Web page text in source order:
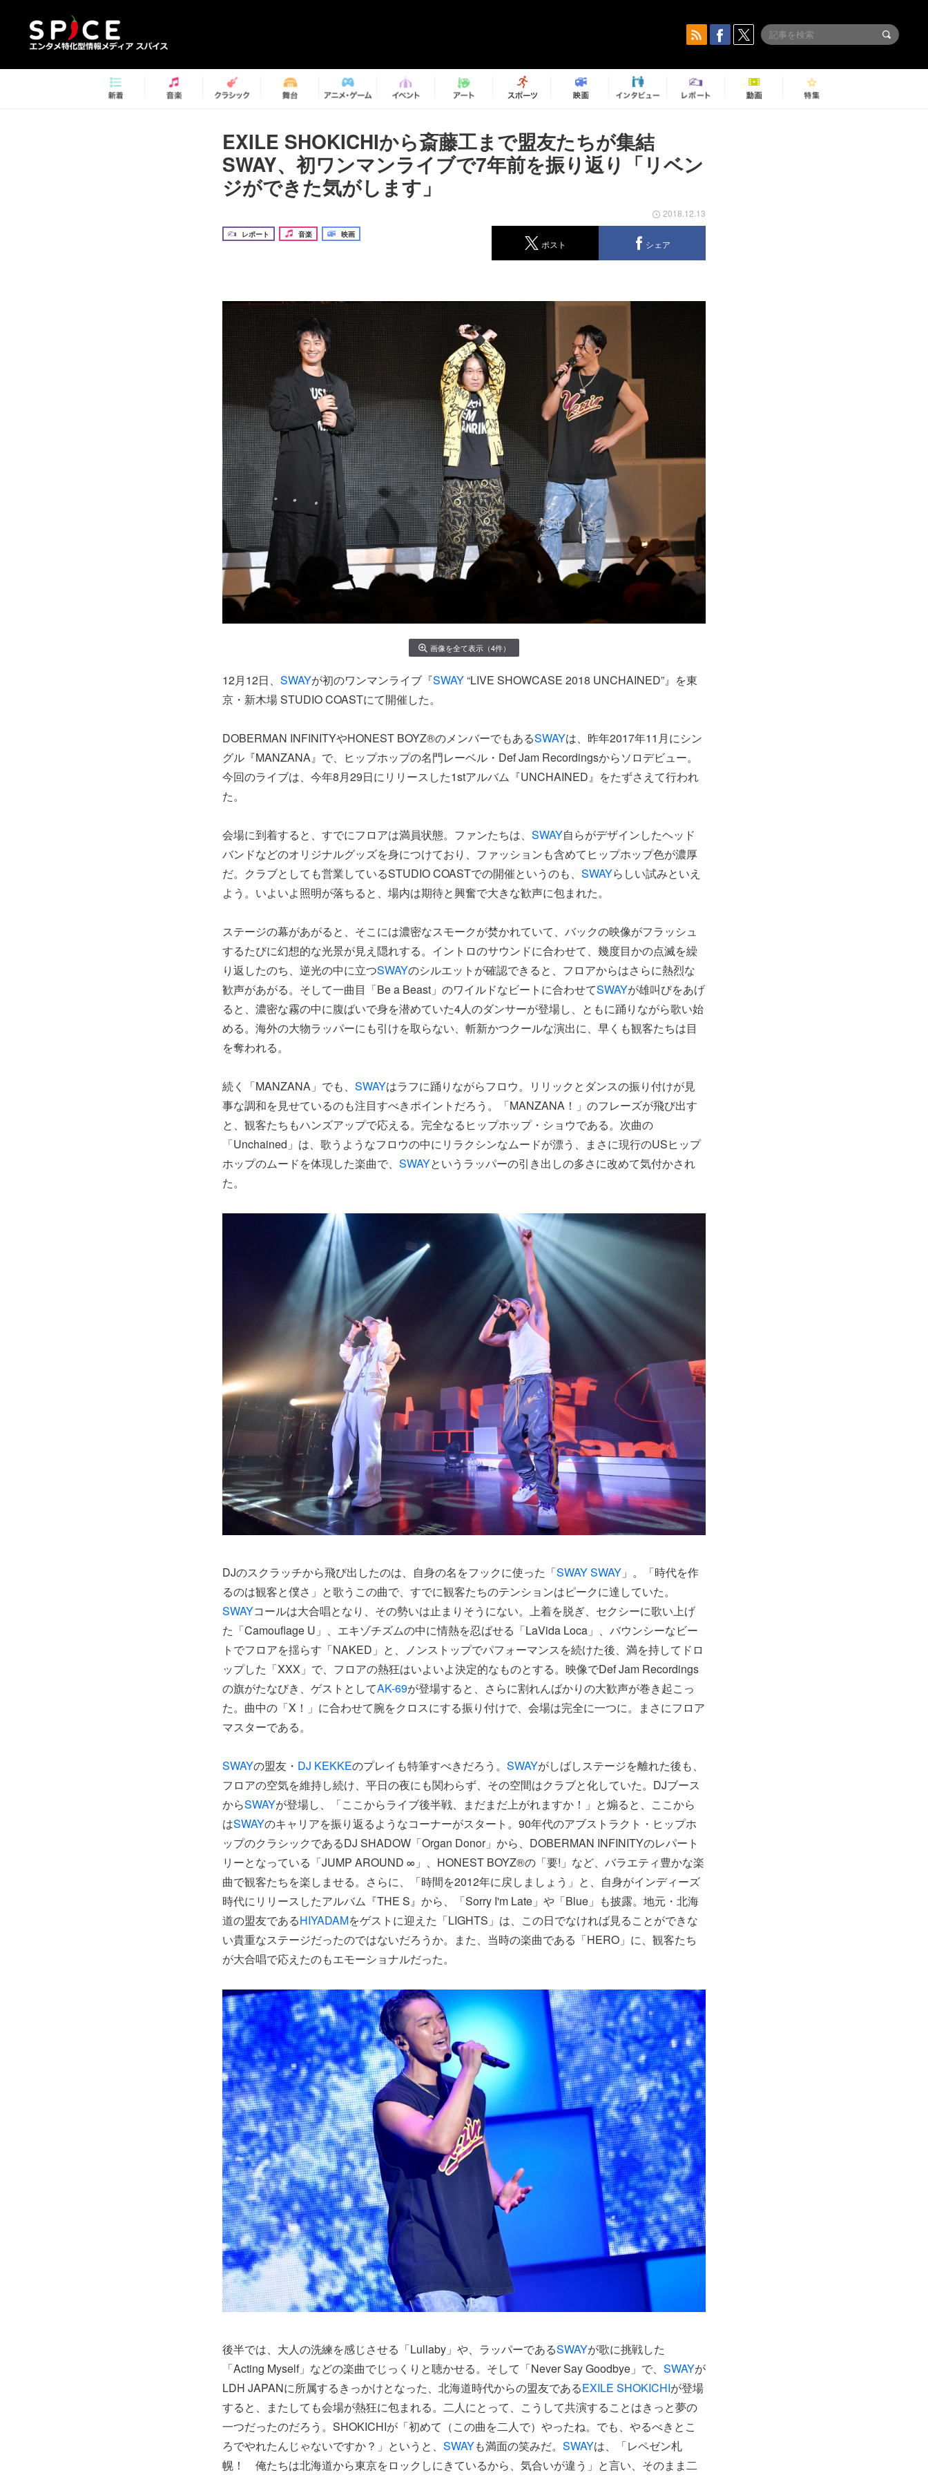
EXILE SHOKICHIから斎藤工まで盟友たちが集結
SWAY、初ワンマンライブで7年前を振り返り「リベン
ジができた気がします」
レポート 音楽 映画
2018.12.13
ポスト シェア
画像を全て表示（4件）
12月12日、 SWAYが初のワンマンライブ『SWAY“LIVE SHOWCASE 2018 UNCHAINED”』を東
京・新木場 STUDIO COASTにて開催した。
DOBERMAN INFINITYやHONEST BOYZ®のメンバーでもあるSWAYは、昨年2017年11月にシン
グル『MANZANA』で、ヒップホップの名門レーベル・Def Jam Recordingsからソロデビュー。
今回のライブは、今年8月29日にリリースした1stアルバム『UNCHAINED』をたずさえて行われ
た。
会場に到着すると、すでにフロアは満員状態。ファンたちは、 SWAY自らがデザインしたヘッド
バンドなどのオリジナルグッズを身につけており、ファッションも含めてヒップホップ色が濃厚
だ。クラブとしても営業しているSTUDIO COASTでの開催というのも、 SWAYらしい試みといえ
よう。いよいよ照明が落ちると、場内は期待と興奮で大きな歓声に包まれた。
ステージの幕があがると、そこには濃密なスモークが焚かれていて、バックの映像がフラッシュ
するたびに幻想的な光景が見え隠れする。イントロのサウンドに合わせて、幾度目かの点滅を繰
り返したのち、逆光の中に立つSWAYのシルエットが確認できると、フロアからはさらに熱烈な
歓声があがる。そして一曲目「Be a Beast」のワイルドなビートに合わせてSWAYが雄叫びをあげ
ると、濃密な霧の中に腹ばいで身を潜めていた4人のダンサーが登場し、ともに踊りながら歌い始
める。海外の大物ラッパーにも引けを取らない、斬新かつクールな演出に、早くも観客たちは目
を奪われる。
続く「MANZANA」でも、 SWAYはラフに踊りながらフロウ。リリックとダンスの振り付けが見
事な調和を見せているのも注目すべきポイントだろう。「MANZANA！」のフレーズが飛び出す
と、観客たちもハンズアップで応える。完全なるヒップホップ・ショウである。次曲の
「Unchained」は、歌うようなフロウの中にリラクシンなムードが漂う、まさに現行のUSヒップ
ホップのムードを体現した楽曲で、 SWAYというラッパーの引き出しの多さに改めて気付かされ
た。
DJのスクラッチから飛び出したのは、自身の名をフックに使った「SWAYSWAY 」。「時代を作
るのは観客と僕さ」と歌うこの曲で、すでに観客たちのテンションはピークに達していた。
SWAYコールは大合唱となり、その勢いは止まりそうにない。上着を脱ぎ、セクシーに歌い上げ
た「Camouflage U」、エキゾチズムの中に情熱を忍ばせる「LaVida Loca」、バウンシーなビー
トでフロアを揺らす「NAKED」と、ノンストップでパフォーマンスを続けた後、満を持してドロ
ップした「XXX」で、フロアの熱狂はいよいよ決定的なものとする。映像でDef Jam Recordings
の旗がたなびき、ゲストとしてAK-69が登場すると、さらに割れんばかりの大歓声が巻き起こっ
た。曲中の「X！」に合わせて腕をクロスにする振り付けで、会場は完全に一つに。まさにフロア
マスターである。
SWAYの盟友・ DJ KEKKEのプレイも特筆すべきだろう。 SWAYがしばしステージを離れた後も、
フロアの空気を維持し続け、平日の夜にも関わらず、その空間はクラブと化していた。DJブース
からSWAYが登場し、「ここからライブ後半戦、まだまだ上がれますか！」と煽ると、ここから
はSWAYのキャリアを振り返るようなコーナーがスタート。90年代のアブストラクト・ヒップホ
ップのクラシックであるDJ SHADOW「Organ Donor」から、DOBERMAN INFINITYのレパート
リーとなっている「JUMP AROUND ∞」、HONEST BOYZ®の「要!」など、バラエティ豊かな楽
曲で観客たちを楽しませる。さらに、「時間を2012年に戻しましょう」と、自身がインディーズ
時代にリリースしたアルバム『THE S』から、「Sorry I'm Late」や「Blue」も披露。地元・北海
道の盟友であるHIYADAMをゲストに迎えた「LIGHTS」は、この日でなければ見ることができな
い貴重なステージだったのではないだろうか。また、当時の楽曲である「HERO」に、観客たち
が大合唱で応えたのもエモーショナルだった。
後半では、大人の洗練を感じさせる「Lullaby」や、ラッパーであるSWAYが歌に挑戦した
「Acting Myself」などの楽曲でじっくりと聴かせる。そして「Never Say Goodbye」で、 SWAYが
LDH JAPANに所属するきっかけとなった、北海道時代からの盟友であるEXILE SHOKICHIが登場
すると、またしても会場が熱狂に包まれる。二人にとって、こうして共演することはきっと夢の
一つだったのだろう。SHOKICHIが「初めて（この曲を二人で）やったね。でも、やるべきとこ
ろでやれたんじゃないですか？」というと、 SWAYも満面の笑みだ。 SWAYは、「レペゼン札
幌！ 俺たちは北海道から東京をロックしにきているから、気合いが違う」と言い、そのまま二